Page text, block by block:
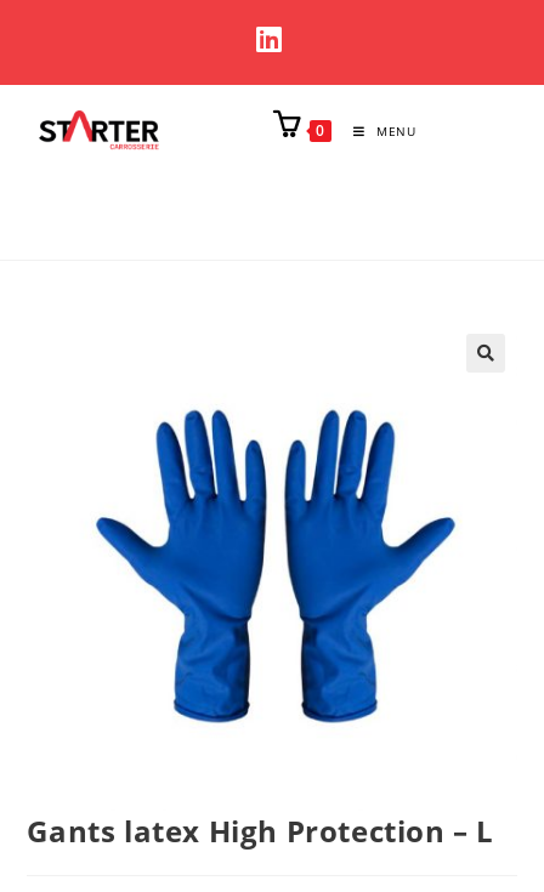
0 MENU
Gants latex High Protection – L